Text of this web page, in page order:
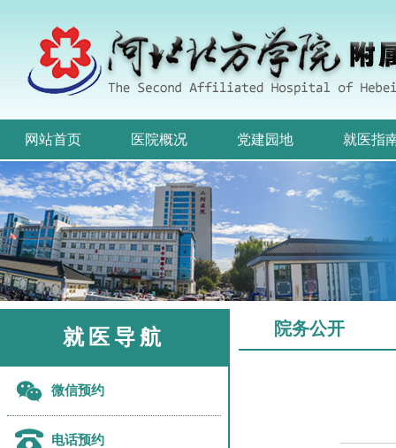
网站首页 医院概况 党建园地 就医指
就医导航
微信预约
电话预约
院务公开